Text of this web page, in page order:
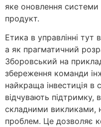
яке оновлення
продукт.
Етика в управлінні тут
а як прагматичний
Зборовський на
збереження команди
найкраща інвестиція в
відчувають підтримку,
складними викликами,
проблем. Це дозволяє